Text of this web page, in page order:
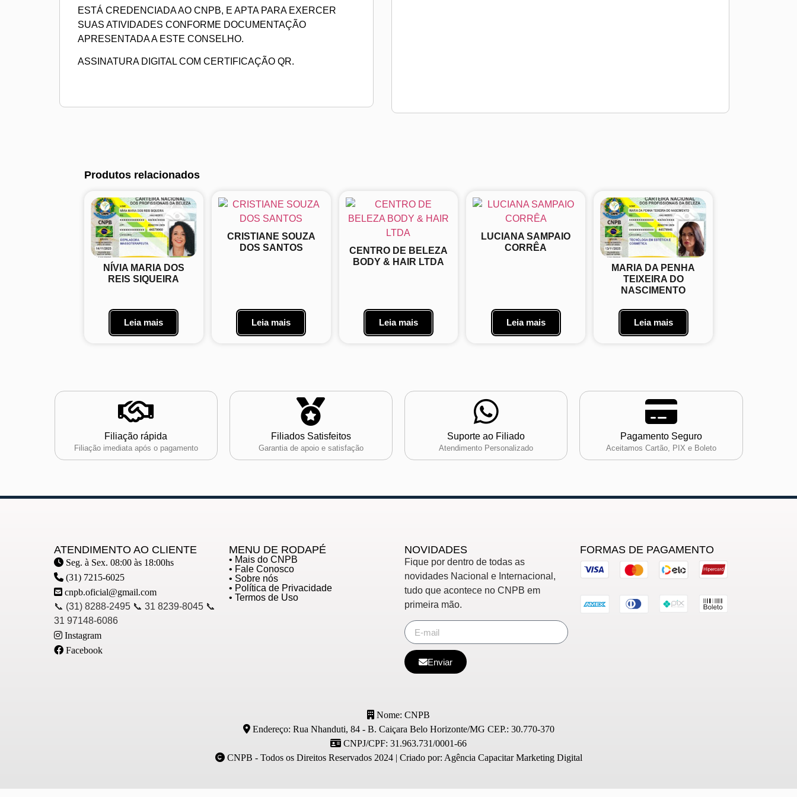
ESTÁ CREDENCIADA AO CNPB, E APTA PARA EXERCER
SUAS ATIVIDADES CONFORME DOCUMENTAÇÃO
APRESENTADA A ESTE CONSELHO.
ASSINATURA DIGITAL COM CERTIFICAÇÃO QR.
Produtos relacionados
NÍVIA MARIA DOS
REIS SIQUEIRA
Leia mais
CRISTIANE SOUZA
DOS SANTOS
Leia mais
CENTRO DE BELEZA
BODY & HAIR LTDA
Leia mais
LUCIANA SAMPAIO
CORRÊA
Leia mais
MARIA DA PENHA
TEIXEIRA DO
NASCIMENTO
Leia mais
Filiação rápida
Filiação imediata após o pagamento
Filiados Satisfeitos
Garantia de apoio e satisfação
Suporte ao Filiado
Atendimento Personalizado
Pagamento Seguro
Aceitamos Cartão, PIX e Boleto
ATENDIMENTO AO CLIENTE
Seg. à Sex. 08:00 às 18:00hs
(31) 7215-6025
cnpb.oficial@gmail.com
📞 (31) 8288-2495 📞 31 8239-8045 📞
31 97148-6086
Instagram
Facebook
MENU DE RODAPÉ
• Mais do CNPB
• Fale Conosco
• Sobre nós
• Política de Privacidade
• Termos de Uso
NOVIDADES
Fique por dentro de todas as
novidades Nacional e Internacional,
tudo que acontece no CNPB em
primeira mão.
Enviar
FORMAS DE PAGAMENTO
Nome: CNPB
Endereço: Rua Nhanduti, 84 - B. Caiçara Belo Horizonte/MG CEP.: 30.770-370
CNPJ/CPF: 31.963.731/0001-66
CNPB - Todos os Direitos Reservados 2024 | Criado por: Agência Capacitar Marketing Digital